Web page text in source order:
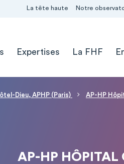
La tête haute Notre
Expertises La FHF
Dieu, APHP (Paris) AP-HP
AP-HP HÔPITAL